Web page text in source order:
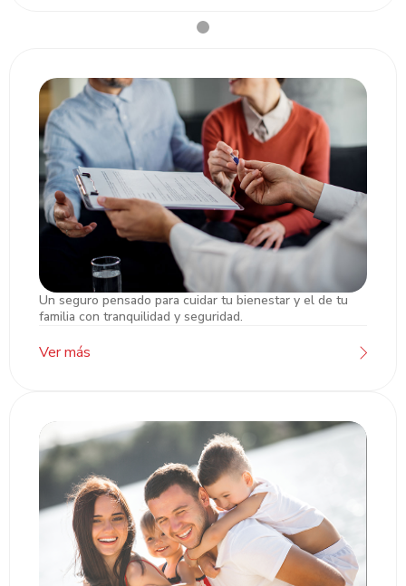
Seguro de Vida Atlántida
Un seguro pensado para cuidar tu bienestar y el de tu
familia con tranquilidad y seguridad.
Ver más